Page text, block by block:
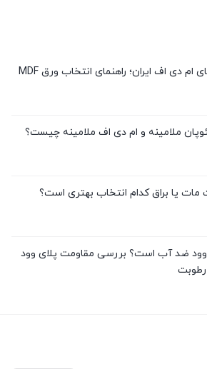
بهترین برندهای ام دی اف ایران؛ راهنمای انتخاب ورق MDF
ملامینه و ام دی اف ملامینه چیست؟
یا براق کدام انتخاب بهتری است؟
وود ضد آب است؟ بررسی مقاومت پلای وود
رطوبت